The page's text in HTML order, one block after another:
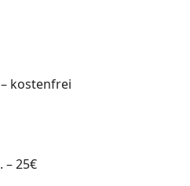
kostenfrei
– 25€